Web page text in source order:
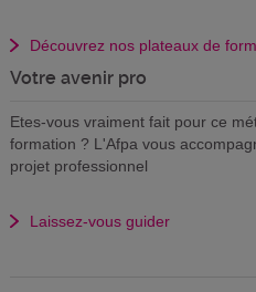
Découvrez nos plateaux de
Votre avenir pro
Etes-vous vraiment fait pour ce
formation ? L'Afpa vous
projet professionnel
Laissez-vous guider